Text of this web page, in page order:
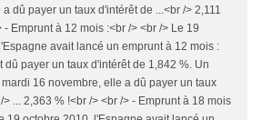
dû payer un taux d'intérêt de ...<br /> 2,111
- Emprunt à 12 mois :<br /> <br /> Le 19
avait lancé un emprunt à 12 mois :
dû payer un taux d'intérêt de 1,842 %. Un
16 novembre, elle a dû payer un taux
... 2,363 % !<br /> <br /> - Emprunt à 18 mois